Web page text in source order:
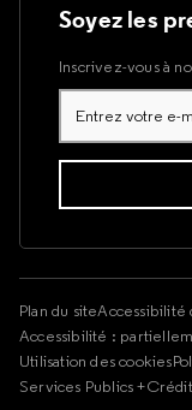
Soyez les
Inscrivez-vous à
Plan du siteAccessibilité
Accessibilité :
Utilisation des cookies
Services Publics +